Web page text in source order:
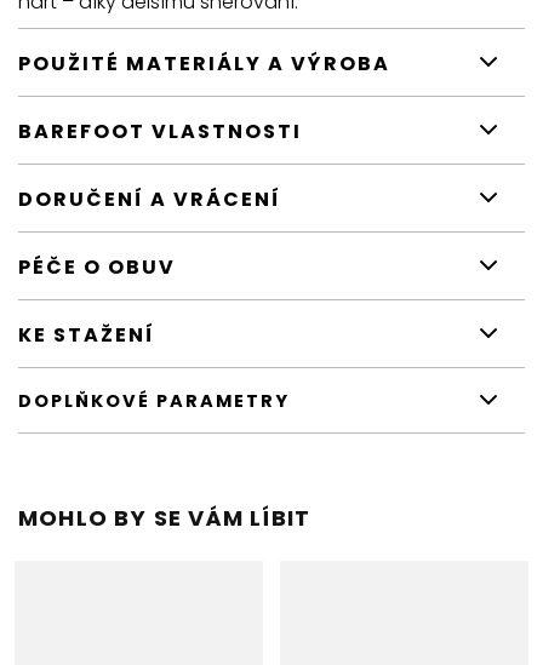
POUŽITÉ MATERIÁLY A VÝROBA
BAREFOOT VLASTNOSTI
DORUČENÍ A VRÁCENÍ
PÉČE O OBUV
KE STAŽENÍ
DOPLŇKOVÉ PARAMETRY
MOHLO BY SE VÁM LÍBIT